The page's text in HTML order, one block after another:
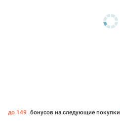
до 149 бонусов на следующие покупки